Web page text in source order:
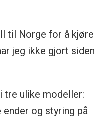
til Norge for å kjøre
jeg ikke gjort siden
tre ulike modeller:
ender og styring på